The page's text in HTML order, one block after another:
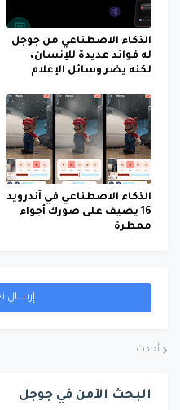
الذكاء الاصطناعي من جوجل
له فوائد عديدة للإنسان،
لكنه يضر وسائل الإعلام
الذكاء الاصطناعي في أندرويد
16 يضيف على صورك أجواء
ممطرة
إرسال
أحدث
البحث الآمن في جوجل